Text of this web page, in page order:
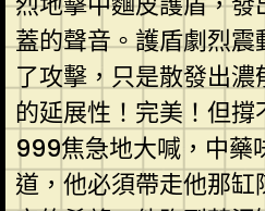
蓋的聲音。護盾劇烈
了攻擊，只是散發出
的延展性！完美！但
999焦急地大喊，中藥
道，他必須帶走他那